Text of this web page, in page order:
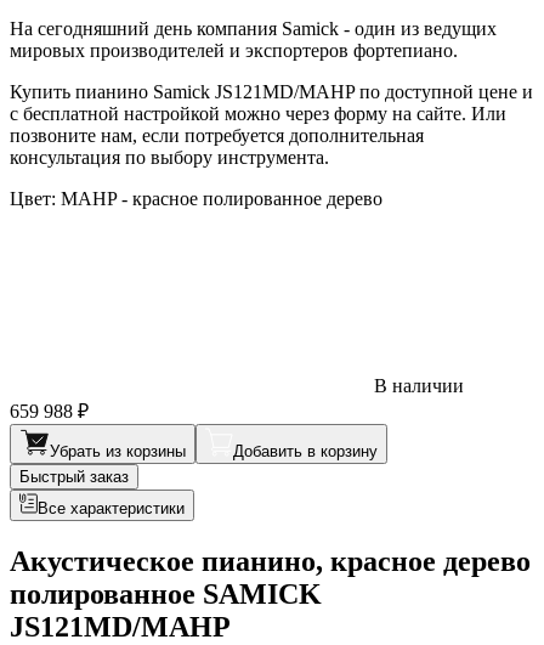
На сегодняшний день компания Samick - один из ведущих
мировых производителей и экспортеров фортепиано.
Купить пианино Samick JS121MD/MAHP по доступной цене и
с бесплатной настройкой можно через форму на сайте. Или
позвоните нам, если потребуется дополнительная
консультация по выбору инструмента.
Цвет: MAHP - красное полированное дерево
В наличии
659 988 ₽
Убрать из корзины
Добавить в корзину
Быстрый заказ
Все характеристики
Акустическое пианино, красное дерево
полированное SAMICK
JS121MD/MAHP